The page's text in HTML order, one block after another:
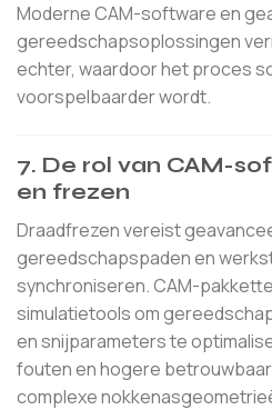
Moderne CAM-software en
gereedschapsoplossingen
echter, waardoor het proces
voorspelbaarder wordt.
7. De rol van CAM-
en frezen
Draadfrezen vereist
gereedschapspaden en
synchroniseren. CAM-
simulatietools om
en snijparameters te
fouten en hogere
complexe